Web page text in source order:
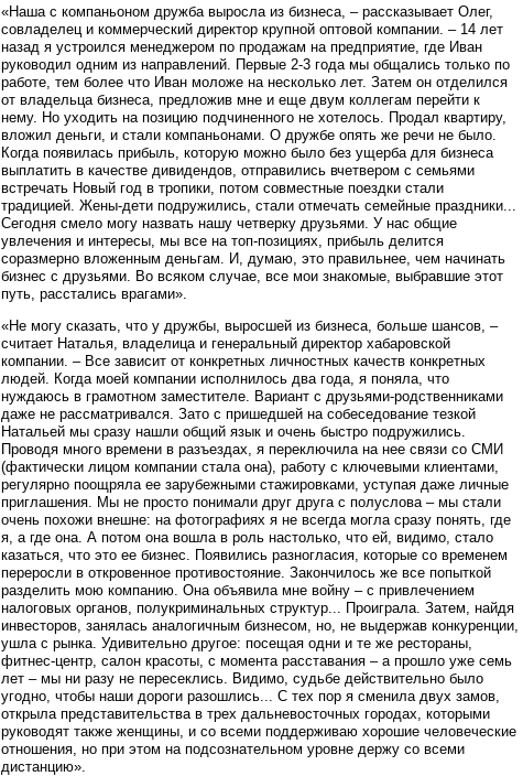
«Наша с компаньоном дружба выросла из бизнеса, – рассказывает Олег,
совладелец и коммерческий директор крупной оптовой компании. – 14 лет
назад я устроился менеджером по продажам на предприятие, где Иван
руководил одним из направлений. Первые 2-3 года мы общались только по
работе, тем более что Иван моложе на несколько лет. Затем он отделился
от владельца бизнеса, предложив мне и еще двум коллегам перейти к
нему. Но уходить на позицию подчиненного не хотелось. Продал квартиру,
вложил деньги, и стали компаньонами. О дружбе опять же речи не было.
Когда появилась прибыль, которую можно было без ущерба для бизнеса
выплатить в качестве дивидендов, отправились вчетвером с семьями
встречать Новый год в тропики, потом совместные поездки стали
традицией. Жены-дети подружились, стали отмечать семейные праздники...
Сегодня смело могу назвать нашу четверку друзьями. У нас общие
увлечения и интересы, мы все на топ-позициях, прибыль делится
соразмерно вложенным деньгам. И, думаю, это правильнее, чем начинать
бизнес с друзьями. Во всяком случае, все мои знакомые, выбравшие этот
путь, расстались врагами».
«Не могу сказать, что у дружбы, выросшей из бизнеса, больше шансов, –
считает Наталья, владелица и генеральный директор хабаровской
компании. – Все зависит от конкретных личностных качеств конкретных
людей. Когда моей компании исполнилось два года, я поняла, что
нуждаюсь в грамотном заместителе. Вариант с друзьями-родственниками
даже не рассматривался. Зато с пришедшей на собеседование тезкой
Натальей мы сразу нашли общий язык и очень быстро подружились.
Проводя много времени в разъездах, я переключила на нее связи со СМИ
(фактически лицом компании стала она), работу с ключевыми клиентами,
регулярно поощряла ее зарубежными стажировками, уступая даже личные
приглашения. Мы не просто понимали друг друга с полуслова – мы стали
очень похожи внешне: на фотографиях я не всегда могла сразу понять, где
я, а где она. А потом она вошла в роль настолько, что ей, видимо, стало
казаться, что это ее бизнес. Появились разногласия, которые со временем
переросли в откровенное противостояние. Закончилось же все попыткой
разделить мою компанию. Она объявила мне войну – с привлечением
налоговых органов, полукриминальных структур... Проиграла. Затем, найдя
инвесторов, занялась аналогичным бизнесом, но, не выдержав конкуренции,
ушла с рынка. Удивительно другое: посещая одни и те же рестораны,
фитнес-центр, салон красоты, с момента расставания – а прошло уже семь
лет – мы ни разу не пересеклись. Видимо, судьбе действительно было
угодно, чтобы наши дороги разошлись... С тех пор я сменила двух замов,
открыла представительства в трех дальневосточных городах, которыми
руководят также женщины, и со всеми поддерживаю хорошие человеческие
отношения, но при этом на подсознательном уровне держу со всеми
дистанцию».